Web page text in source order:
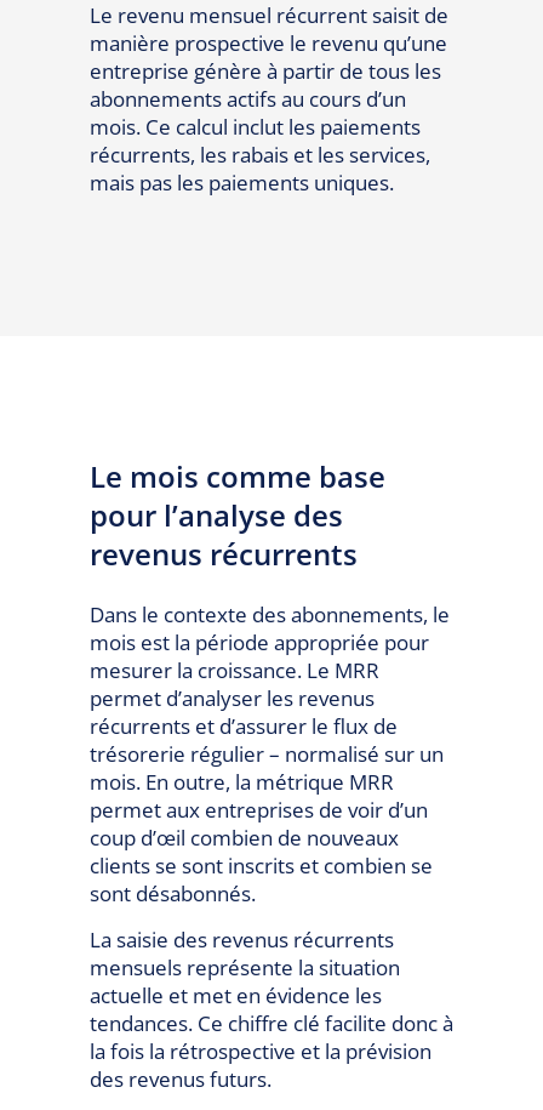
Le revenu mensuel récurrent saisit de
manière prospective le revenu qu’une
entreprise génère à partir de tous les
abonnements actifs au cours d’un
mois. Ce calcul inclut les paiements
récurrents, les rabais et les services,
mais pas les paiements uniques.
Le mois comme base
pour l’analyse des
revenus récurrents
Dans le contexte des abonnements, le
mois est la période appropriée pour
mesurer la croissance. Le MRR
permet d’analyser les revenus
récurrents et d’assurer le flux de
trésorerie régulier – normalisé sur un
mois. En outre, la métrique MRR
permet aux entreprises de voir d’un
coup d’œil combien de nouveaux
clients se sont inscrits et combien se
sont désabonnés.
La saisie des revenus récurrents
mensuels représente la situation
actuelle et met en évidence les
tendances. Ce chiffre clé facilite donc à
la fois la rétrospective et la prévision
des revenus futurs.